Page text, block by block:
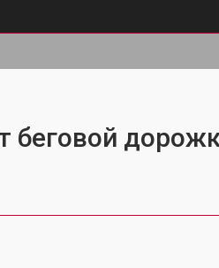
беговой